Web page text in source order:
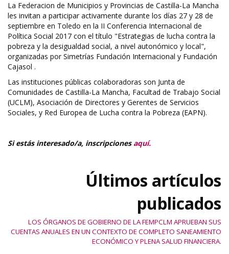
La Federacion de Municipios y Provincias de Castilla-La Mancha
les invitan a participar activamente durante los días 27 y 28 de
septiembre en Toledo en la II Conferencia Internacional de
Política Social 2017 con el título "Estrategias de lucha contra la
pobreza y la desigualdad social, a nivel autonómico y local",
organizadas por Simetrías Fundación Internacional y Fundación
Cajasol .
Las instituciones públicas colaboradoras son Junta de
Comunidades de Castilla-La Mancha, Facultad de Trabajo Social
(UCLM), Asociación de Directores y Gerentes de Servicios
Sociales, y Red Europea de Lucha contra la Pobreza (EAPN).
Si estás interesado/a, inscripciones aquí.
Últimos artículos
publicados
LOS ÓRGANOS DE GOBIERNO DE LA FEMPCLM APRUEBAN SUS
CUENTAS ANUALES EN UN CONTEXTO DE COMPLETO SANEAMIENTO
ECONÓMICO Y PLENA SALUD FINANCIERA.